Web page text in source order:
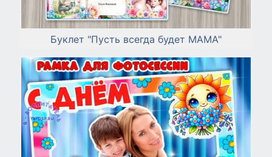
Буклет "Пусть всегда будет МАМА"